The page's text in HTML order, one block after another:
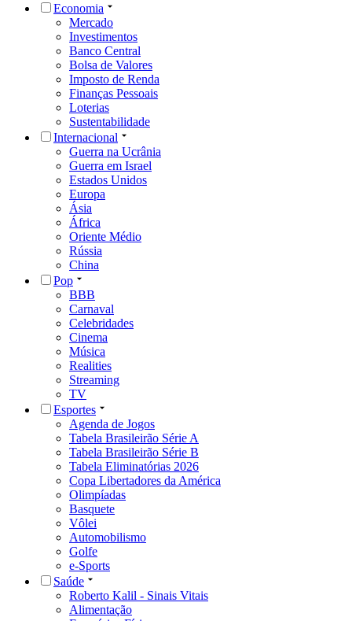
Economia
Mercado
Investimentos
Banco Central
Bolsa de Valores
Imposto de Renda
Finanças Pessoais
Loterias
Sustentabilidade
Internacional
Guerra na Ucrânia
Guerra em Israel
Estados Unidos
Europa
Ásia
África
Oriente Médio
Rússia
China
Pop
BBB
Carnaval
Celebridades
Cinema
Música
Realities
Streaming
TV
Esportes
Agenda de Jogos
Tabela Brasileirão Série A
Tabela Brasileirão Série B
Tabela Eliminatórias 2026
Copa Libertadores da América
Olimpíadas
Basquete
Vôlei
Automobilismo
Golfe
e-Sports
Saúde
Roberto Kalil - Sinais Vitais
Alimentação